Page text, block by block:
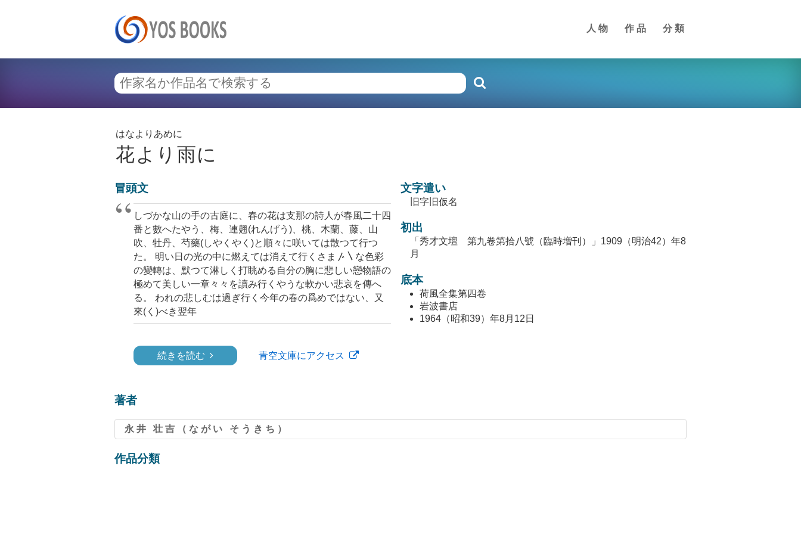
人物 作品 分類
はなよりあめに
花より雨に
冒頭文
しづかな山の手の古庭に、春の花は支那の詩人が春風二十四
番と數へたやう、梅、連翹(れんげう)、桃、木蘭、藤、山
吹、牡丹、芍藥(しやくやく)と順々に咲いては散つて行つ
た。 明い日の光の中に燃えては消えて行くさま〴〵な色彩
の變轉は、默つて淋しく打眺める自分の胸に悲しい戀物語の
極めて美しい一章々々を讀み行くやうな軟かい悲哀を傳へ
る。 われの悲しむは過ぎ行く今年の春の爲めではない、又
來(く)べき翌年
続きを読む 青空文庫にアクセス
文字遣い
旧字旧仮名
初出
「秀才文壇 第九卷第拾八號（臨時増刊）」1909（明治42）年8
月
底本
荷風全集第四卷
岩波書店
1964（昭和39）年8月12日
著者
永井 壮吉（ながい そうきち）
作品分類